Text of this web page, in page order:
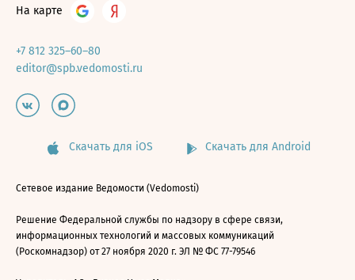
На карте
+7 812 325–60–80
editor@spb.vedomosti.ru
Скачать для iOS Скачать для Android
Сетевое издание Ведомости (Vedomosti)
Решение Федеральной службы по надзору в сфере связи,
информационных технологий и массовых коммуникаций
(Роскомнадзор) от 27 ноября 2020 г. ЭЛ № ФС 77-79546